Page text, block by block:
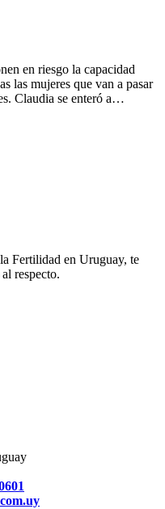
en riesgo la capacidad
las mujeres que van a pasar
Claudia se enteró a…
Fertilidad en Uruguay, te
respecto.